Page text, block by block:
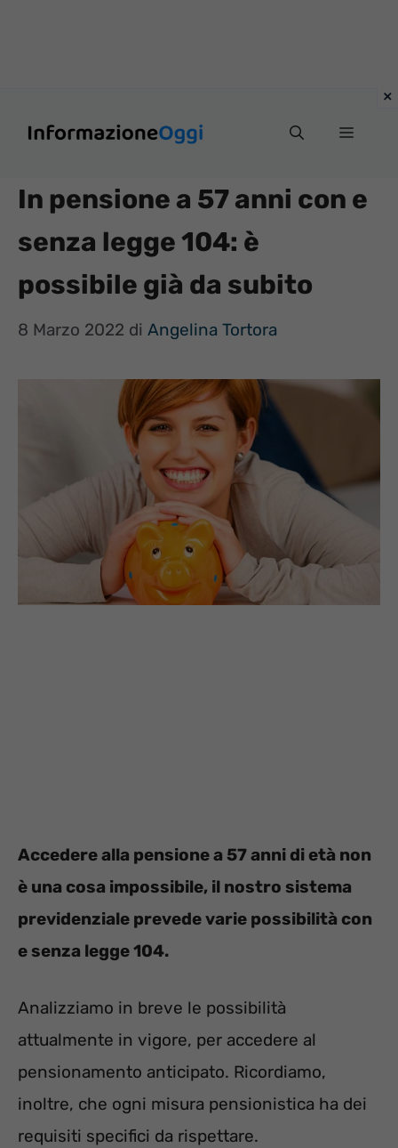
Menu
In pensione a 57 anni con e
senza legge 104: è
possibile già da subito
8 Marzo 2022 di Angelina Tortora
Accedere alla pensione a 57 anni di età non
è una cosa impossibile, il nostro sistema
previdenziale prevede varie possibilità con
e senza legge 104.
Analizziamo in breve le possibilità
attualmente in vigore, per accedere al
pensionamento anticipato. Ricordiamo,
inoltre, che ogni misura pensionistica ha dei
requisiti specifici da rispettare.